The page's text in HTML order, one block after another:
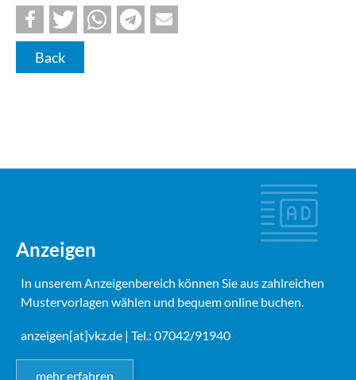
Back
Anzeigen
In unserem Anzeigenbereich können Sie aus zahlreichen
Mustervorlagen wählen und bequem online buchen.
anzeigen[at]vkz.de | Tel.: 07042/91940
mehr erfahren